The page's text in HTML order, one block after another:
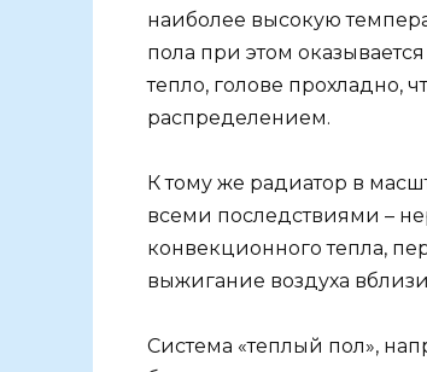
наиболее высокую
пола при этом
тепло, голове прохладно,
распределением.
К тому же радиатор в
всеми последствиями –
конвекционного тепла,
выжигание воздуха
Система «теплый пол»,